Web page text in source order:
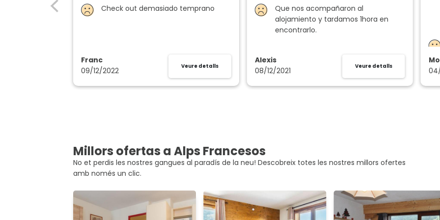
Franc
09/12/2022
Check out demasiado temprano
Veure detalls
Alexis
08/12/2021
Que nos acompañaron al
alojamiento y tardamos 1hora en
encontrarlo.
Veure detalls
Millors ofertas a Alps Francesos
No et perdis les nostres gangues al paradís de la neu! Descobreix totes les nostres millors ofertes
amb només un clic.